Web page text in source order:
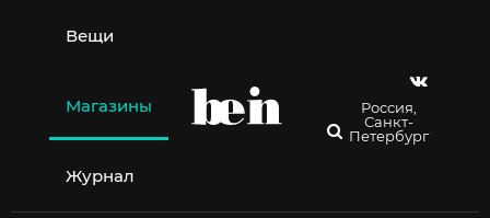
содержимому
Вещи
Магазины
Журнал
Россия,
Санкт-
Петербург